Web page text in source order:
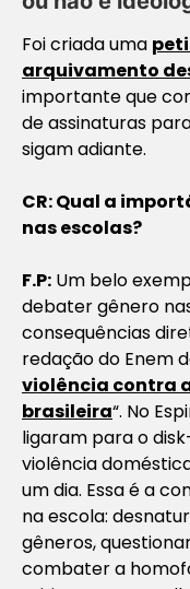
Foi criada uma
arquivamento
importante que
de assinaturas
sigam adiante.
CR: Qual a
nas escolas?
F.P: Um belo
debater gênero
consequências
redação do Enem
violência contra
brasileira“. No
ligaram para o
violência
um dia. Essa é a
na escola:
gêneros,
combater a